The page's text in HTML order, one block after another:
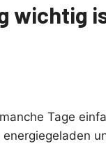
wichtig
Tage